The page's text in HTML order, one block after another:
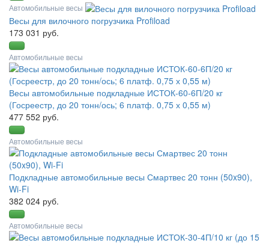
Автомобильные весы
Весы для вилочного погрузчика Profiload
173 031 руб.
Автомобильные весы
Весы автомобильные подкладные ИСТОК-60-6П/20 кг
(Госреестр, до 20 тонн/ось; 6 платф. 0,75 х 0,55 м)
477 552 руб.
Автомобильные весы
Подкладные автомобильные весы Смартвес 20 тонн (50x90),
Wi-Fi
382 024 руб.
Автомобильные весы